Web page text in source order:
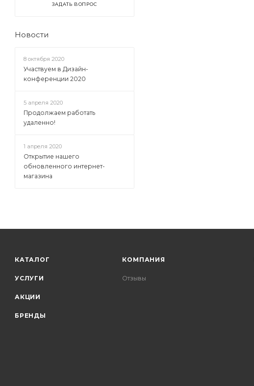
ЗАДАТЬ ВОПРОС
Новости
8 октября 2020
Участвуем в Дизайн-
конференции 2020
5 апреля 2020
Продолжаем работать
удаленно!
1 апреля 2020
Открытие нашего
обновленного интернет-
магазина
КАТАЛОГ
УСЛУГИ
АКЦИИ
БРЕНДЫ
КОМПАНИЯ
Отзывы